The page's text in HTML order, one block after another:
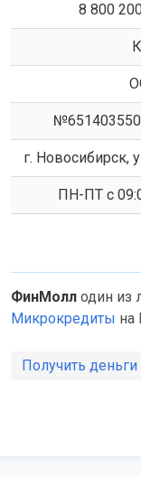
8 800
г. Новосибирск,
ПН-ПТ с
ФинМолл один из
Микрокредиты на
Получить